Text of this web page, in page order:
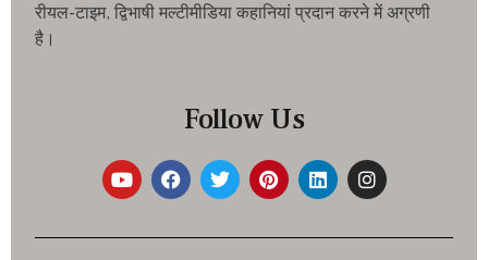
रीयल-टाइम, द्विभाषी मल्टीमीडिया कहानियां प्रदान करने में अग्रणी
है।
Follow Us